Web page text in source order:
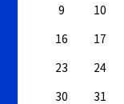
9
10
16
17
23
24
30
31